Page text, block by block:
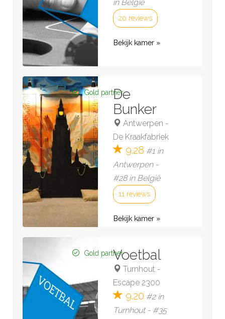
in België
20 reviews
Bekijk kamer »
Gold partner
De
Bunker
Antwerpen -
De Kraakfabriek
9.28 #1 in
Antwerpen -
#28 in België
11 reviews
Bekijk kamer »
Gold partnerVoetbal
Turnhout -
Escape 2300
9.20 #2 in
Turnhout - #35